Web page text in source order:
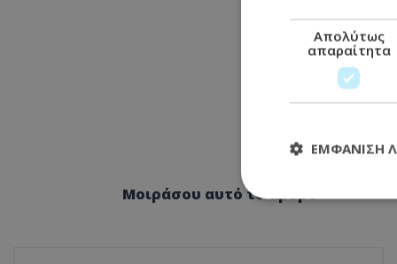
Μοιράσου αυτό το άρθρο
Απολύτως
απαραίτητα
ΕΜΦΆΝΙΣΗ